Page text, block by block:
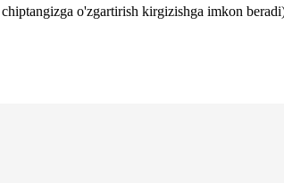
o'zgartirish kirgizishga imkon